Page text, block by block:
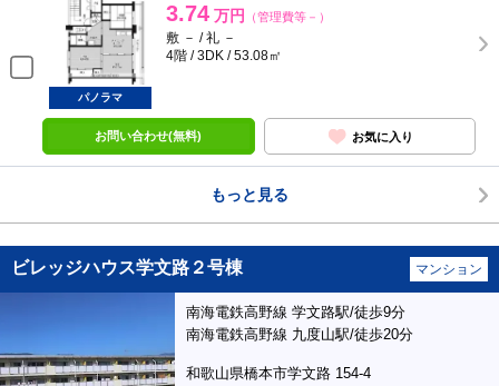
3.74 万円 （管理費等－）
敷 － / 礼 －
4階 / 3DK / 53.08㎡
パノラマ
お問い合わせ(無料) お気に入り
もっと見る
ビレッジハウス学文路２号棟 マンション
南海電鉄高野線 学文路駅/徒歩9分
南海電鉄高野線 九度山駅/徒歩20分
和歌山県橋本市学文路 154-4